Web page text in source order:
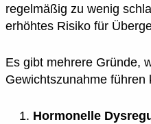
regelmäßig zu wenig
erhöhtes Risiko für
Es gibt mehrere Gründe,
Gewichtszunahme führen
Hormonelle